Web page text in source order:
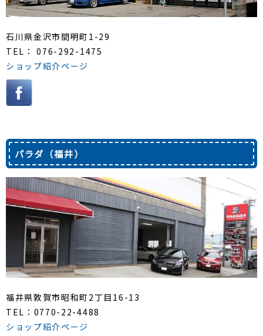
石川県金沢市間明町1-29
TEL： 076-292-1475
ショップ紹介ページ
パラダ（福井）
福井県敦賀市昭和町2丁目16-13
TEL：0770-22-4488
ショップ紹介ページ